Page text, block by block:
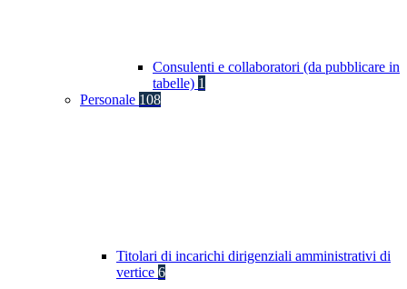
Consulenti e collaboratori (da pubblicare in
tabelle) 1
Personale 108
Titolari di incarichi dirigenziali amministrativi di
vertice 6